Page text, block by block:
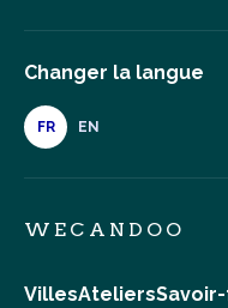
Changer la langue
FR EN
WECANDOO
VillesAteliers